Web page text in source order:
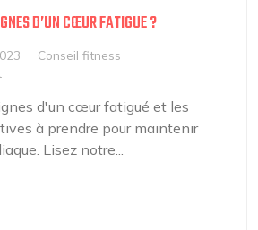
D’UN CŒUR FATIGUE ?
Conseil fitness
d'un cœur fatigué et les
à prendre pour maintenir
Lisez notre...